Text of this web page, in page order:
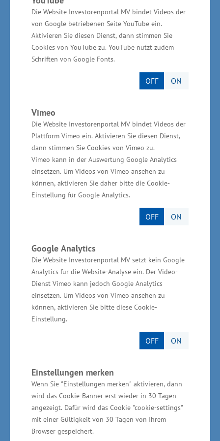
Die Website Investorenportal MV bindet Videos der
von Google betriebenen Seite YouTube ein.
Aktivieren Sie diesen Dienst, dann stimmen Sie
Cookies von YouTube zu. YouTube nutzt zudem
Schriften von Google Fonts.
OFF ON
Vimeo
Die Website Investorenportal MV bindet Videos der
Plattform Vimeo ein. Aktivieren Sie diesen Dienst,
dann stimmen Sie Cookies von Vimeo zu.
Vimeo kann in der Auswertung Google Analytics
einsetzen. Um Videos von Vimeo ansehen zu
können, aktivieren Sie daher bitte die Cookie-
Einstellung für Google Analytics.
OFF ON
Google Analytics
Die Website Investorenportal MV setzt kein Google
Analytics für die Website-Analyse ein. Der Video-
Dienst Vimeo kann jedoch Google Analytics
einsetzen. Um Videos von Vimeo ansehen zu
können, aktivieren Sie bitte diese Cookie-
Einstellung.
OFF ON
Einstellungen merken
Wenn Sie "Einstellungen merken" aktivieren, dann
wird das Cookie-Banner erst wieder in 30 Tagen
angezeigt. Dafür wird das Cookie "cookie-settings"
mit einer Gültigkeit von 30 Tagen von Ihrem
Browser gespeichert.
Handwerkskammer
Ostmecklenburg-Vorpommern
Firmeninhaber Axel Hochschild hat seit dem
Jahr 1999 unterschiedliche ehrenamtliche
Obermeister, Landesinnungsmeister und
Vizepräsident des Bundesverbandes Farbe –
Gestaltung – Bautenschutz. Seit April 2017 ist er
Präsident der Handwerkskammer
Ostmecklenburg-Vorpommern und zusätzlich
seit 2019 Präsidiumsmitglied des
Zentralverbandes des Deutschen Handwerks
Handwerk in Mecklenburg-
Vorpommern
Derzeit sind über 20.200 Betriebe bei den
Handwerkskammern in Mecklenburg-
Vorpommern verzeichnet. Diese beschäftigen
über 112.000 Menschen sowie 5.061 Lehrlinge
und erwirtschaften einen jährlichen Umsatz von
gesamtwirtschaftlichen Eckdaten können dem
Handwerk in Mecklenburg-Vorpommern etwa
10 Prozent der Bruttowertschöpfung, rund 14
Prozent der Erwerbstätigen und etwa 25
Prozent des Ausbildungsmarktes zugerechnet